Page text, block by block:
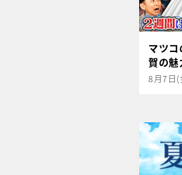
マツ
賀の魅
8月7日(